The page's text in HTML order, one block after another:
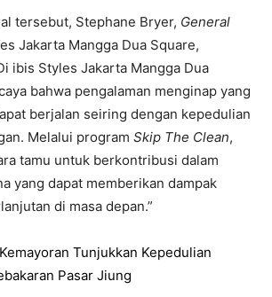
tersebut, Stephane Bryer, General
Jakarta Mangga Dua Square,
ibis Styles Jakarta Mangga Dua
bahwa pengalaman menginap yang
berjalan seiring dengan kepedulian
Melalui program Skip The Clean,
tamu untuk berkontribusi dalam
yang dapat memberikan dampak
di masa depan.”
Tunjukkan Kepedulian
Pasar Jiung